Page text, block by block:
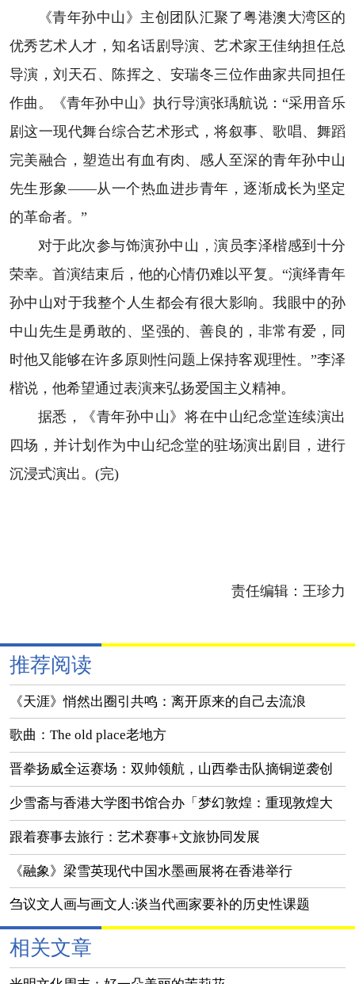
《青年孙中山》主创团队汇聚了粤港澳大湾区的
优秀艺术人才，知名话剧导演、艺术家王佳纳担任总
导演，刘天石、陈挥之、安瑞冬三位作曲家共同担任
作曲。《青年孙中山》执行导演张瑀航说：“采用音乐
剧这一现代舞台综合艺术形式，将叙事、歌唱、舞蹈
完美融合，塑造出有血有肉、感人至深的青年孙中山
先生形象——从一个热血进步青年，逐渐成长为坚定
的革命者。”
对于此次参与饰演孙中山，演员李泽楷感到十分
荣幸。首演结束后，他的心情仍难以平复。“演绎青年
孙中山对于我整个人生都会有很大影响。我眼中的孙
中山先生是勇敢的、坚强的、善良的，非常有爱，同
时他又能够在许多原则性问题上保持客观理性。”李泽
楷说，他希望通过表演来弘扬爱国主义精神。
据悉，《青年孙中山》将在中山纪念堂连续演出
四场，并计划作为中山纪念堂的驻场演出剧目，进行
沉浸式演出。(完)
责任编辑：王珍力
推荐阅读
《天涯》悄然出圈引共鸣：离开原来的自己去流浪
歌曲：The old place老地方
晋拳扬威全运赛场：双帅领航，山西拳击队摘铜逆袭创
佳绩
少雪斋与香港大学图书馆合办「梦幻敦煌：重现敦煌大
美之境」展览
跟着赛事去旅行：艺术赛事+文旅协同发展
《融象》梁雪英现代中国水墨画展将在香港举行
刍议文人画与画文人:谈当代画家要补的历史性课题
相关文章